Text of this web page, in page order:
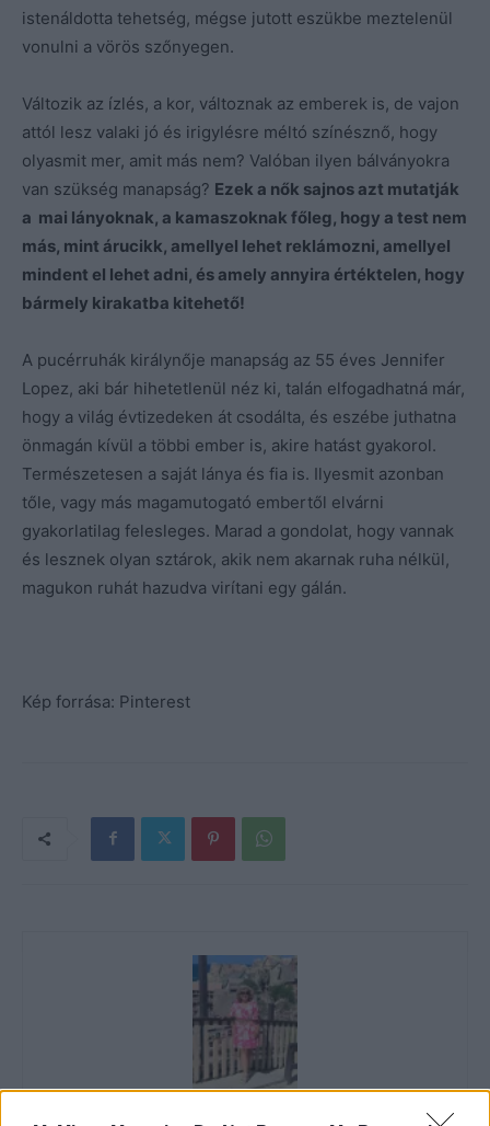
istenáldotta tehetség, mégse jutott eszükbe meztelenül
vonulni a vörös szőnyegen.
Változik az ízlés, a kor, változnak az emberek is, de vajon
attól lesz valaki jó és irigylésre méltó színésznő, hogy
olyasmit mer, amit más nem? Valóban ilyen bálványokra
van szükség manapság? Ezek a nők sajnos azt mutatják
a mai lányoknak, a kamaszoknak főleg, hogy a test nem
más, mint árucikk, amellyel lehet reklámozni, amellyel
mindent el lehet adni, és amely annyira értéktelen, hogy
bármely kirakatba kitehető!
A pucérruhák királynője manapság az 55 éves Jennifer
Lopez, aki bár hihetetlenül néz ki, talán elfogadhatná már,
hogy a világ évtizedeken át csodálta, és eszébe juthatna
önmagán kívül a többi ember is, akire hatást gyakorol.
Természetesen a saját lánya és fia is. Ilyesmit azonban
tőle, vagy más magamutogató embertől elvárni
gyakorlatilag felesleges. Marad a gondolat, hogy vannak
és lesznek olyan sztárok, akik nem akarnak ruha nélkül,
magukon ruhát hazudva virítani egy gálán.
Kép forrása: Pinterest